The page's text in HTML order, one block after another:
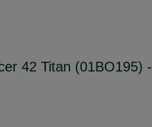
42 Titan (01BO195) -